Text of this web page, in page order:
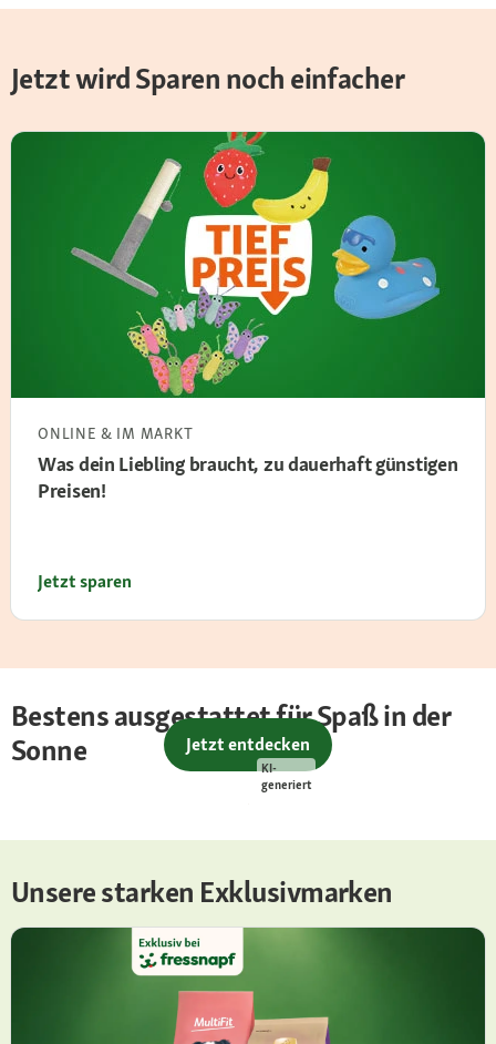
Jetzt wird Sparen noch einfacher
ONLINE & IM MARKT
Was dein Liebling braucht, zu dauerhaft günstigen
Preisen!
Jetzt sparen
Bestens ausgestattet für Spaß in der
Sonne
KI-
generiert
Jetzt entdecken
Unsere starken Exklusivmarken